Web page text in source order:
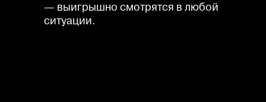
— выигрышно смотрятся в любой
ситуации.